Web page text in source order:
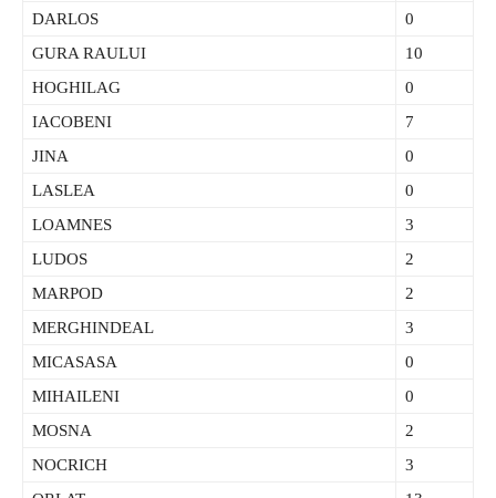
DARLOS
0
GURA RAULUI
10
HOGHILAG
0
IACOBENI
7
JINA
0
LASLEA
0
LOAMNES
3
LUDOS
2
MARPOD
2
MERGHINDEAL
3
MICASASA
0
MIHAILENI
0
MOSNA
2
NOCRICH
3